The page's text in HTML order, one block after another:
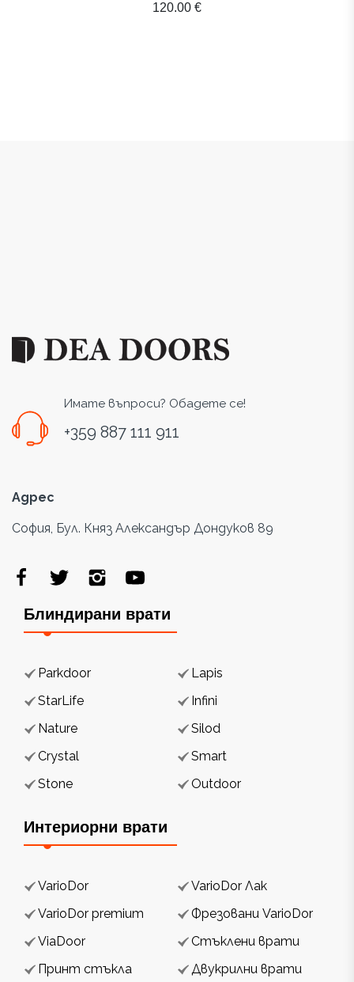
120.00 €
Имате въпроси? Обадете се!
+359 887 111 911
Адрес
София, Бул. Княз Александър Дондуков 89
Блиндирани врати
Parkdoor
Lapis
StarLife
Infini
Nature
Silod
Crystal
Smart
Stone
Outdoor
Интериорни врати
VarioDor
VarioDor Лак
VarioDor premium
Фрезовани VarioDor
ViaDoor
Стъклени врати
Принт стъкла
Двукрилни врати